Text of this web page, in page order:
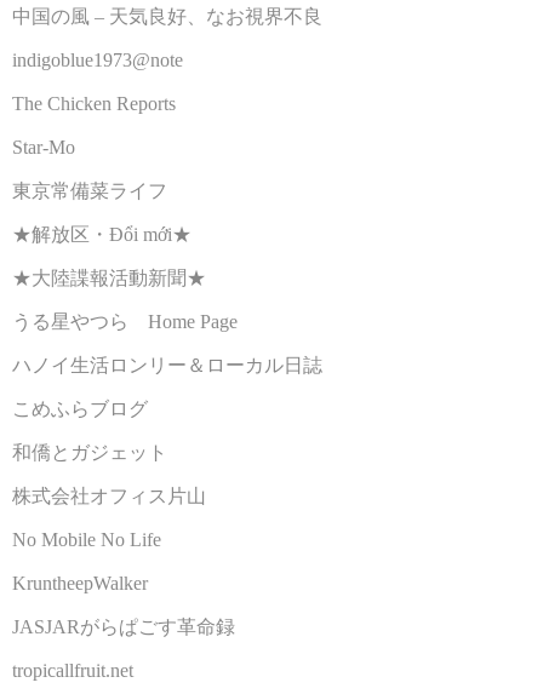
中国の風 – 天気良好、なお視界不良
indigoblue1973@note
The Chicken Reports
Star-Mo
東京常備菜ライフ
★解放区・Đổi mới★
★大陸諜報活動新聞★
うる星やつら Home Page
ハノイ生活ロンリー＆ローカル日誌
こめふらブログ
和僑とガジェット
株式会社オフィス片山
No Mobile No Life
KruntheepWalker
JASJARがらぱごす革命録
tropicallfruit.net